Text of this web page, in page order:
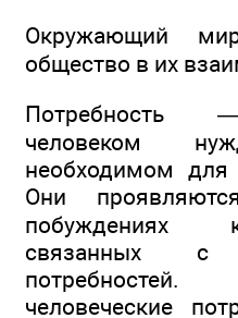
Окружающий
общество в их
Потребность
человеком
необходимом
Они
побуждениях
связанных с
потребностей.
человеческие